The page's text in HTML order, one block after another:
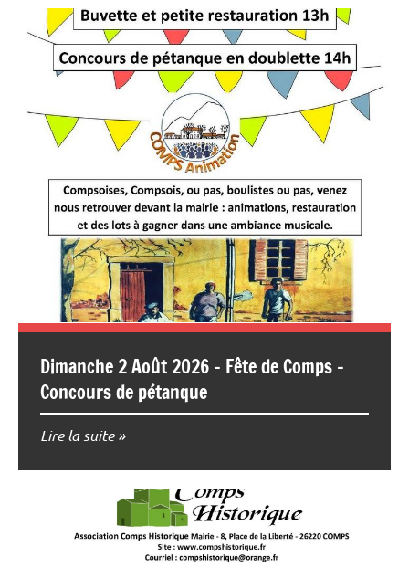
Dimanche 2 Août 2026 – Fête de Comps –
Concours de pétanque
Lire la suite